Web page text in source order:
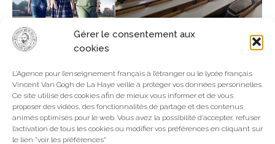
Gérer le consentement aux
cookies
L’Agence pour l’enseignement français à l’étranger ou le lycée français
Vincent Van Gogh de La Haye veille à protéger vos données personnelles.
Ce site utilise des cookies afin de mieux vous informer et de vous
proposer des vidéos, des fonctionnalités de partage et des contenus
animés optimisés pour le web. Vous avez la possibilité d’accepter, refuser
l’activation de tous les cookies ou modifier vos préférences en cliquant sur
le lien "voir les préférences"
Bien-être,Collège-Lycée,La Haye ParWebmaster
24 mars 2026
Sensibilisation à l’égalité : une séance autour de la
Journée internationale des droits des femmes À